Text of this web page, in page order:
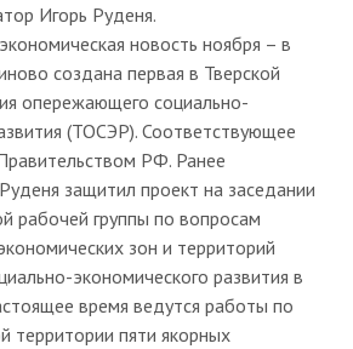
Игорь Руденя.
новость ноября – в
создана первая в Тверской
опережающего социально-
(ТОСЭР). Соответствующее
РФ. Ранее
защитил проект на заседании
рабочей группы по вопросам
зон и территорий
экономического развития в
время ведутся работы по
территории пяти якорных